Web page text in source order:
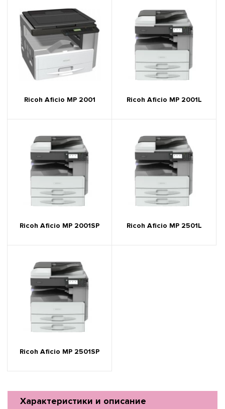
Ricoh Aficio MP 2001 Ricoh Aficio MP 2001L
Ricoh Aficio MP 2001SP Ricoh Aficio MP 2501L
Ricoh Aficio MP 2501SP
Характеристики и описание